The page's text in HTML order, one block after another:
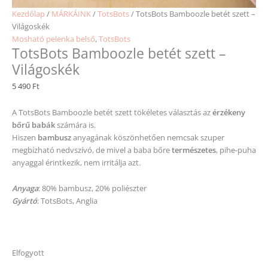
Kezdőlap / MÁRKÁINK/TotsBots/ TotsBots Bamboozle betét szett –
Világoskék
Mosható pelenka belső,TotsBots
TotsBots Bamboozle betét szett –
Világoskék
5 490 Ft
A TotsBots Bamboozle betét szett tökéletes választás azérzékeny
bőrű babákszámára is.
Hiszen bambuszanyagának köszönhetően nemcsak szuper
megbízható nedvszívó, de mivel a baba bőretermészetes, pihe-puha
anyaggal érintkezik, nem irritálja azt.
Anyaga: 80% bambusz, 20% poliészter
Gyártó: TotsBots, Anglia
Elfogyott